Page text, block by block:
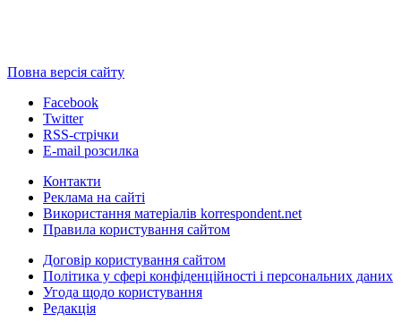
Повна версія сайту
Facebook
Twitter
RSS-стрічки
E-mail розсилка
Контакти
Реклама на сайті
Використання матеріалів korrespondent.net
Правила користування сайтом
Договір користування сайтом
Політика у сфері конфіденційності і персональних даних
Угода щодо користування
Редакція